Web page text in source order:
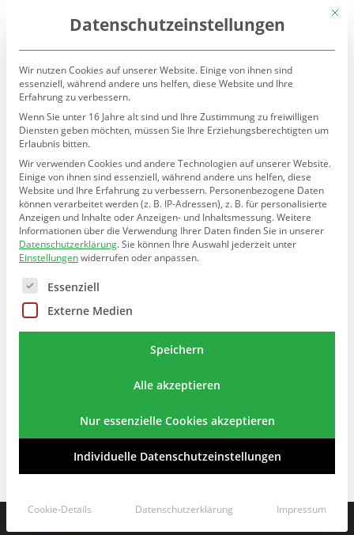
Seite wählen
Kooperationen derTeltow-
Grundschule
Mit
Datenschutzeinstellungen
Wir nutzen Cookies auf unserer Website. Einige von ihnen sind
essenziell, während andere uns helfen, diese Website und Ihre
Erfahrung zu verbessern.
Wenn Sie unter 16 Jahre alt sind und Ihre Zustimmung zu freiwilligen
Diensten geben möchten, müssen Sie Ihre Erziehungsberechtigten um
Erlaubnis bitten.
Wir verwenden Cookies und andere Technologien auf unserer Website.
Einige von ihnen sind essenziell, während andere uns helfen, diese
Website und Ihre Erfahrung zu verbessern. Personenbezogene Daten
können verarbeitet werden (z. B. IP-Adressen), z. B. für personalisierte
Anzeigen und Inhalte oder Anzeigen- und Inhaltsmessung.Weitere
Informationen über die Verwendung Ihrer Daten finden Sie in unserer
Datenschutzerklärung.Sie können Ihre Auswahl jederzeit unter
Einstellungenwiderrufen oder anpassen.
Es folgt eine Liste der Service-Gruppen, für die eine
Essenziell
Externe Medien
Speichern
Alle akzeptieren
Nur essenzielle Cookies akzeptieren
Individuelle Datenschutzeinstellungen
Cookie-Details Datenschutzerklärung Impressum